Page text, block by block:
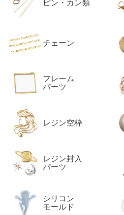
ピン・カン類
チェーン
フレーム
パーツ
レジン空枠
レジン封入
パーツ
シリコン
モールド